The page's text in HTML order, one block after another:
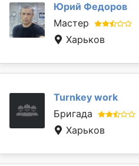
Юрий Федоров
Мастер
Харьков
Turnkey work
Бригада
Харьков